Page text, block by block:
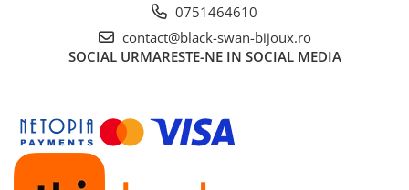
0751464610
contact@black-swan-bijoux.ro
SOCIAL URMARESTE-NE IN SOCIAL MEDIA